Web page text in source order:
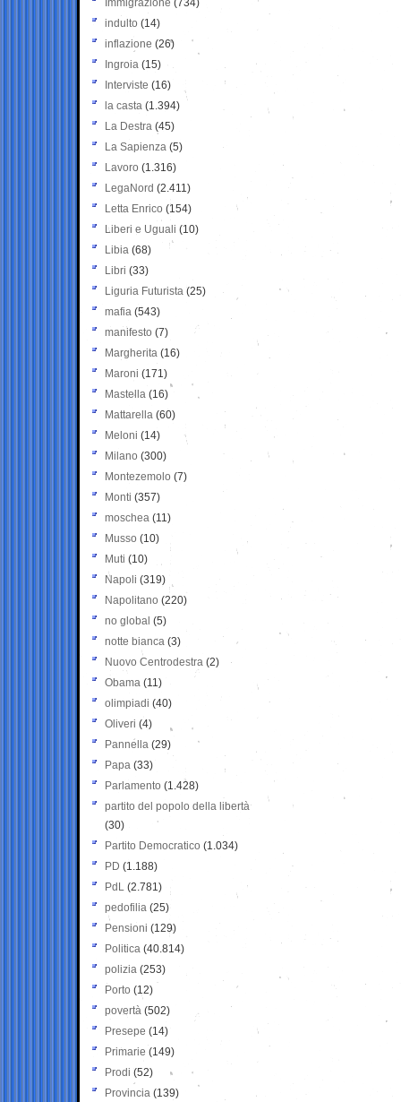
Immigrazione (734)
indulto (14)
inflazione (26)
Ingroia (15)
Interviste (16)
la casta (1.394)
La Destra (45)
La Sapienza (5)
Lavoro (1.316)
LegaNord (2.411)
Letta Enrico (154)
Liberi e Uguali (10)
Libia (68)
Libri (33)
Liguria Futurista (25)
mafia (543)
manifesto (7)
Margherita (16)
Maroni (171)
Mastella (16)
Mattarella (60)
Meloni (14)
Milano (300)
Montezemolo (7)
Monti (357)
moschea (11)
Musso (10)
Muti (10)
Napoli (319)
Napolitano (220)
no global (5)
notte bianca (3)
Nuovo Centrodestra (2)
Obama (11)
olimpiadi (40)
Oliveri (4)
Pannella (29)
Papa (33)
Parlamento (1.428)
partito del popolo della libertà
(30)
Partito Democratico (1.034)
PD (1.188)
PdL (2.781)
pedofilia (25)
Pensioni (129)
Politica (40.814)
polizia (253)
Porto (12)
povertà (502)
Presepe (14)
Primarie (149)
Prodi (52)
Provincia (139)